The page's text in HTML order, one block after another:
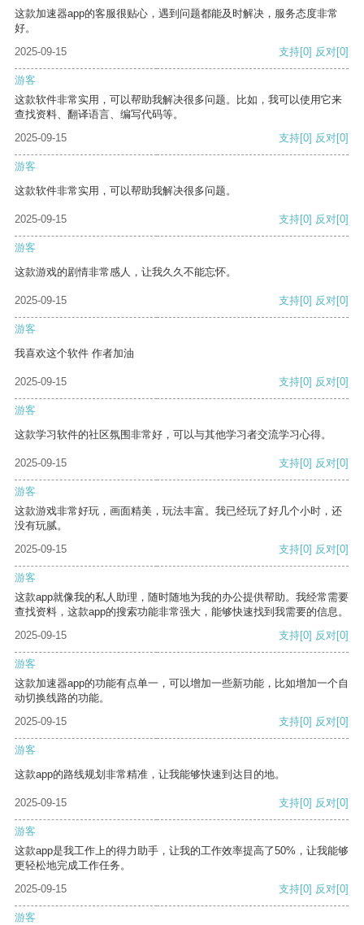
这款加速器app的客服很贴心，遇到问题都能及时解决，服务态度非常
好。
2025-09-15
支持[0] 反对[0]
游客
这款软件非常实用，可以帮助我解决很多问题。比如，我可以使用它来
查找资料、翻译语言、编写代码等。
2025-09-15
支持[0] 反对[0]
游客
这款软件非常实用，可以帮助我解决很多问题。
2025-09-15 支持[0] 反对[0]
游客
这款游戏的剧情非常感人，让我久久不能忘怀。
2025-09-15 支持[0] 反对[0]
游客
我喜欢这个软件 作者加油
2025-09-15 支持[0] 反对[0]
游客
这款学习软件的社区氛围非常好，可以与其他学习者交流学习心得。
2025-09-15 支持[0] 反对[0]
游客
这款游戏非常好玩，画面精美，玩法丰富。我已经玩了好几个小时，还
没有玩腻。
2025-09-15
支持[0] 反对[0]
游客
这款app就像我的私人助理，随时随地为我的办公提供帮助。我经常需要
查找资料，这款app的搜索功能非常强大，能够快速找到我需要的信息。
2025-09-15
支持[0] 反对[0]
游客
这款加速器app的功能有点单一，可以增加一些新功能，比如增加一个自
动切换线路的功能。
2025-09-15
支持[0] 反对[0]
游客
这款app的路线规划非常精准，让我能够快速到达目的地。
2025-09-15 支持[0] 反对[0]
游客
这款app是我工作上的得力助手，让我的工作效率提高了50%，让我能够
更轻松地完成工作任务。
2025-09-15
支持[0] 反对[0]
游客